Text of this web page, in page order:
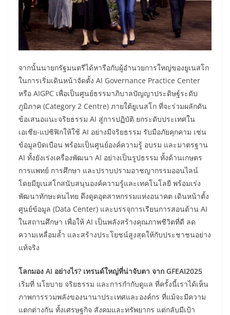
จากนั้นนายกรัฐมนตรีได้หารือกับผู้อำนวยการใหญ่ของยูเนสโก
ในการเริ่มเดินหน้าจัดตั้ง AI Governance Practice Center
หรือ AIGPC เพื่อเป็นศูนย์ธรรมาภิบาลปัญญาประดิษฐ์ระดับ
ภูมิภาค (Category 2 Centre) ภายใต้ยูเนสโก ที่จะร่วมผลักดัน
ข้อเสนอแนะจริยธรรม AI สู่การปฏิบัติ ยกระดับประเทศใน
เอเชีย-แปซิฟิกให้ใช้ AI อย่างมีจริยธรรม รับมือภัยคุกคาม เช่น
ข้อมูลบิดเบือน พร้อมเป็นศูนย์องค์ความรู้ อบรม และมาตรฐาน
AI ทั้งยังเร่งเครื่องพัฒนา AI อย่างเป็นรูปธรรม ทั้งด้านเกษตร
การแพทย์ การศึกษา และปราบปรามอาชญากรรมออนไลน์
โดยมียูเนสโกสนับสนุนองค์ความรู้และเทคโนโลยี พร้อมเร่ง
พัฒนาทักษะคนไทย ดึงดูดอุตสาหกรรมแห่งอนาคต เดินหน้าตั้ง
ศูนย์ข้อมูล (Data Center) และบรรจุการเรียนการสอนด้าน AI
ในสถานศึกษา เพื่อให้ AI เป็นพลังสร้างคุณภาพชีวิตที่ดี ลด
ความเหลื่อมล้ำ และสร้างประโยชน์สูงสุดให้กับประชาชนอย่าง
แท้จริง
โลกมอง AI อย่างไร? เทรนด์ใหญ่ที่น่าจับตา จาก GFEAI2025
เริ่มที่ นโยบาย จริยธรรม และการกำกับดูแล ที่ครั้งนี้เราได้เห็น
ภาพการรวมพลังของนานาประเทศและองค์กร ที่แม้จะมีความ
แตกต่างกัน ทั้งเศรษฐกิจ สังคมและทรัพยากร แต่กลับมีเป้า